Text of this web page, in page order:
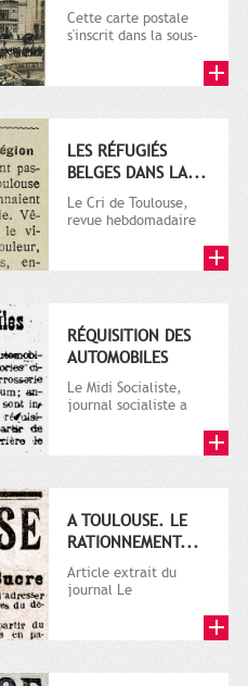
Cette carte postale
s'inscrit dans la sous-
plusieurs milliers de...
LES RÉFUGIÉS
BELGES DANS LA...
Le Cri de Toulouse,
revue hebdomadaire
puis...
RÉQUISITION DES
AUTOMOBILES
Le Midi Socialiste,
journal socialiste a
A TOULOUSE. LE
RATIONNEMENT...
Article extrait du
journal Le